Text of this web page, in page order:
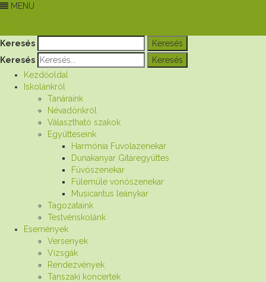
MENU
Keresés
Keresés
Kezdőoldal
Iskolánkról
Tanáraink
Névadónkról
Választható szakok
Együtteseink
Harmónia Fuvolazenekar
Dunakanyar Gitáregyüttes
Fúvószenekar
Fülemüle vonószenekar
Musicantus leánykar
Tagozataink
Testvériskolánk
Események
Versenyek
Vizsgák
Rendezvények
Tanszaki koncertek